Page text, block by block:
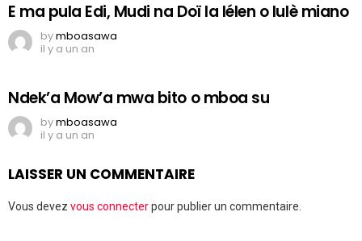
E ma pula Edi, Mudi na Doï la lélen o lulè miano
bymboasawa
il y a un an
Ndek’a Mow’a mwa bito o mboa su
bymboasawa
il y a un an
LAISSER UN COMMENTAIRE
Vous devez vous connecterpour publier un commentaire.